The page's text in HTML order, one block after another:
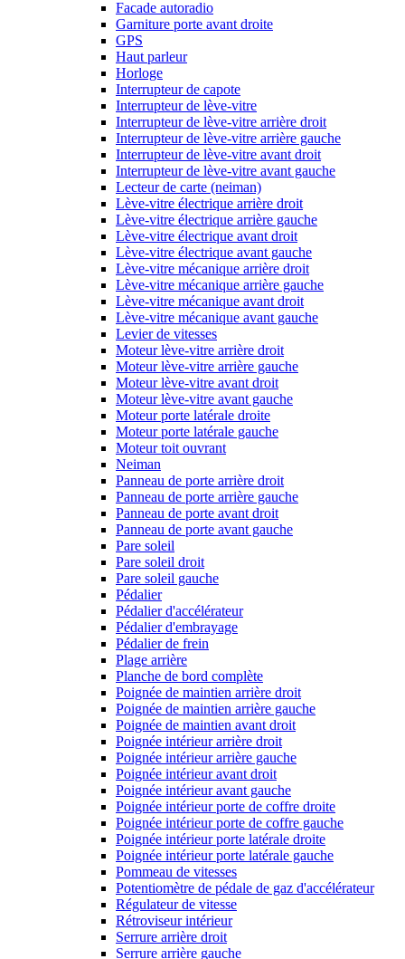
Facade autoradio
Garniture porte avant droite
GPS
Haut parleur
Horloge
Interrupteur de capote
Interrupteur de lève-vitre
Interrupteur de lève-vitre arrière droit
Interrupteur de lève-vitre arrière gauche
Interrupteur de lève-vitre avant droit
Interrupteur de lève-vitre avant gauche
Lecteur de carte (neiman)
Lève-vitre électrique arrière droit
Lève-vitre électrique arrière gauche
Lève-vitre électrique avant droit
Lève-vitre électrique avant gauche
Lève-vitre mécanique arrière droit
Lève-vitre mécanique arrière gauche
Lève-vitre mécanique avant droit
Lève-vitre mécanique avant gauche
Levier de vitesses
Moteur lève-vitre arrière droit
Moteur lève-vitre arrière gauche
Moteur lève-vitre avant droit
Moteur lève-vitre avant gauche
Moteur porte latérale droite
Moteur porte latérale gauche
Moteur toit ouvrant
Neiman
Panneau de porte arrière droit
Panneau de porte arrière gauche
Panneau de porte avant droit
Panneau de porte avant gauche
Pare soleil
Pare soleil droit
Pare soleil gauche
Pédalier
Pédalier d'accélérateur
Pédalier d'embrayage
Pédalier de frein
Plage arrière
Planche de bord complète
Poignée de maintien arrière droit
Poignée de maintien arrière gauche
Poignée de maintien avant droit
Poignée intérieur arrière droit
Poignée intérieur arrière gauche
Poignée intérieur avant droit
Poignée intérieur avant gauche
Poignée intérieur porte de coffre droite
Poignée intérieur porte de coffre gauche
Poignée intérieur porte latérale droite
Poignée intérieur porte latérale gauche
Pommeau de vitesses
Potentiomètre de pédale de gaz d'accélérateur
Régulateur de vitesse
Rétroviseur intérieur
Serrure arrière droit
Serrure arrière gauche